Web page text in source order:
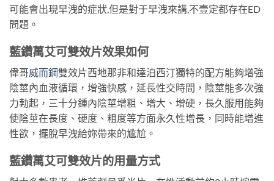
可能會出現早洩的症狀,但是對于早洩來講,不壹定都存在ED
問題。
藍鑽萬艾可雙效片效果如何
偉哥威而鋼雙效片西地那非和達泊西汀獨特的配方能夠增強
陰莖內血液循環，增強快感，延長性交時間，陰莖能多次強
力勃起，三十分鍾內陰莖增粗、增大、增硬，長久服用能夠
使陰莖在長度、硬度、粗度等方面永久性增長，同時能增進
性欲，擺脫早洩給妳帶來的尴尬。
藍鑽萬艾可雙效片的用量方式